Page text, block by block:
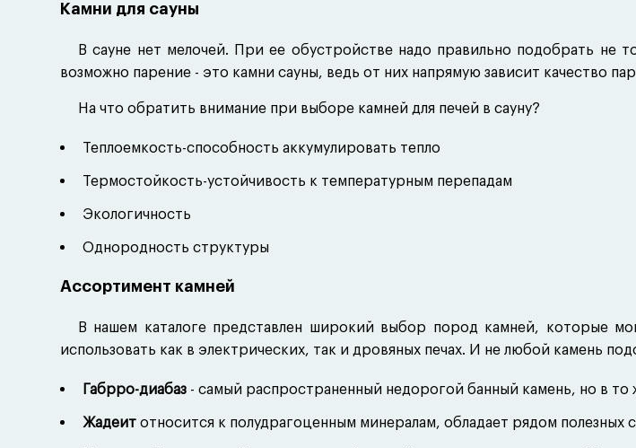
Камни для сауны
В сауне нет мелочей. При ее обустройстве надо правильно подобрать не
возможно парение - это камни сауны, ведь от них напрямую зависит качество
На что обратить внимание при выборе камней для печей в сауну?
Теплоемкость-способность аккумулировать тепло
Термостойкость-устойчивость к температурным перепадам
Экологичность
Однородность структуры
Ассортимент камней
В нашем каталоге представлен широкий выбор пород камней, которые
использовать как в электрических, так и дровяных печах. И не любой камень
Габрро-диабаз - самый распространенный недорогой банный камень, но в
Жадеит относится к полудрагоценным минералам, обладает рядом